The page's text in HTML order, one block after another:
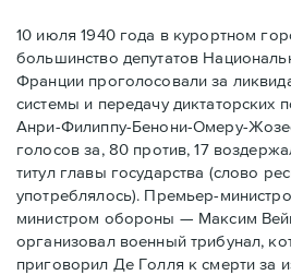
10 июля 1940 года в курортном
большинство депутатов
Франции проголосовали за
системы и передачу диктаторских
Анри-Филиппу-Бенони-Омеру-
голосов за, 80 против, 17
титул главы государства (слово
употреблялось). Премьер-
министром обороны — Максим
организовал военный трибунал,
приговорил Де Голля к смерти за